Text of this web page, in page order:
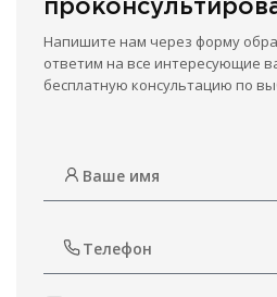
Напишите нам через форму
ответим на все интересующие
бесплатную консультацию по